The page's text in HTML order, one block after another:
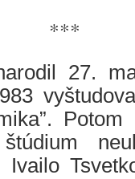
***
27.
štúdium
Ivailo